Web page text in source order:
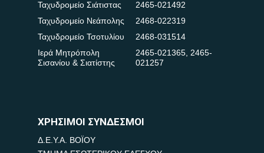
Ταχυδρομείο Σιάτιστας
2465-021492
Ταχυδρομείο Νεάπολης
2468-022319
Ταχυδρομείο Τσοτυλίου
2468-031514
Ιερά Μητρόπολη
Σισανίου & Σιατίστης
2465-021365, 2465-
021257
ΧΡΗΣΙΜΟΙ ΣΥΝΔΕΣΜΟΙ
Δ.Ε.Υ.Α. ΒΟΪΟΥ